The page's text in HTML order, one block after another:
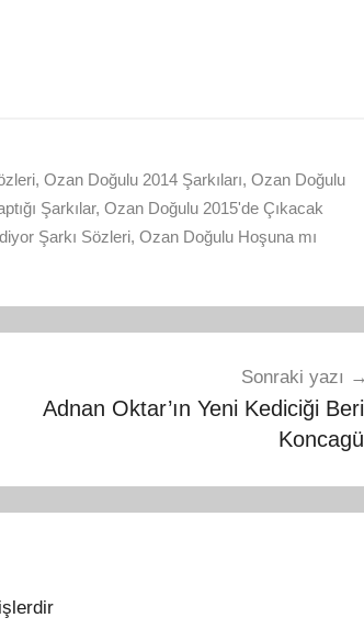
, Ozan Doğulu 2014 Şarkıları, Ozan Doğulu
Şarkılar, Ozan Doğulu 2015'de Çıkacak
Şarkı Sözleri, Ozan Doğulu Hoşuna mı
Sonraki yazı
Adnan Oktar’ın Yeni Kediciği Beril
Koncagül